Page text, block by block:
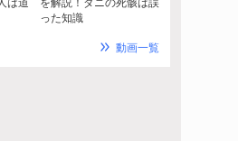
った知識
動画一覧